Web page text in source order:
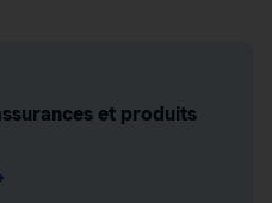
et produits